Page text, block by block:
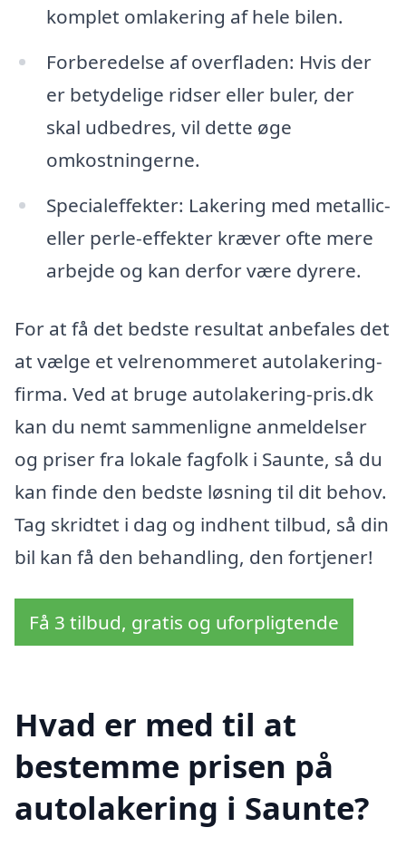
komplet omlakering af hele bilen.
Forberedelse af overfladen: Hvis der
er betydelige ridser eller buler, der
skal udbedres, vil dette øge
omkostningerne.
Specialeffekter: Lakering med metallic-
eller perle-effekter kræver ofte mere
arbejde og kan derfor være dyrere.
For at få det bedste resultat anbefales det
at vælge et velrenommeret autolakering-
firma. Ved at bruge autolakering-pris.dk
kan du nemt sammenligne anmeldelser
og priser fra lokale fagfolk i Saunte, så du
kan finde den bedste løsning til dit behov.
Tag skridtet i dag og indhent tilbud, så din
bil kan få den behandling, den fortjener!
Få 3 tilbud, gratis og uforpligtende
Hvad er med til at
bestemme prisen på
autolakering i Saunte?